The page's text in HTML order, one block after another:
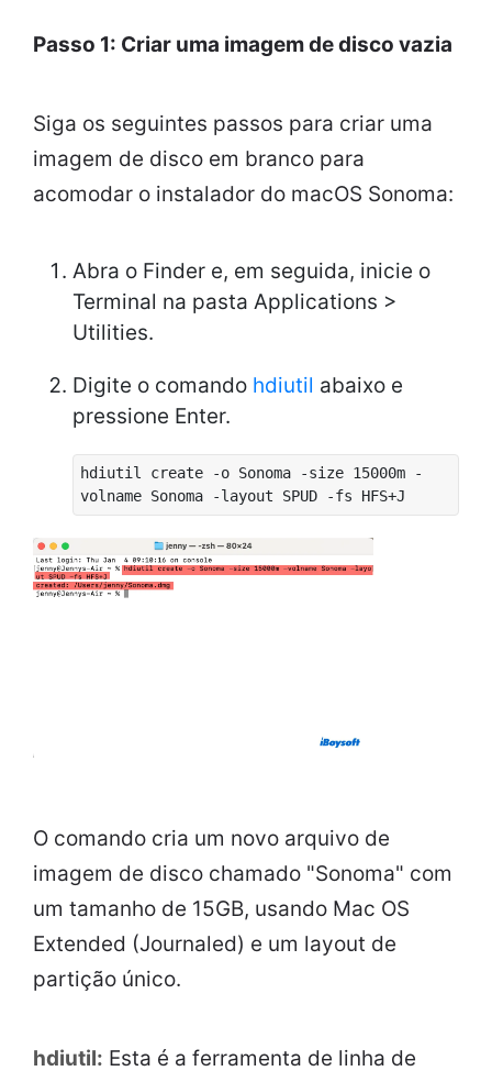
Passo 1: Criar uma imagem de disco vazia
Siga os seguintes passos para criar uma
imagem de disco em branco para
acomodar o instalador do macOS Sonoma:
Abra o Finder e, em seguida, inicie o
Terminal na pasta Applications >
Utilities.
Digite o comando hdiutil abaixo e
pressione Enter.
hdiutil create -o Sonoma -size 15000m -
volname Sonoma -layout SPUD -fs HFS+J
O comando cria um novo arquivo de
imagem de disco chamado "Sonoma" com
um tamanho de 15GB, usando Mac OS
Extended (Journaled) e um layout de
partição único.
hdiutil: Esta é a ferramenta de linha de